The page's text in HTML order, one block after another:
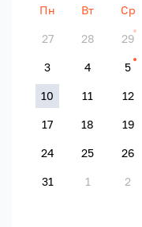
Пн Вт Ср
27 28 29
3 4 5
10 11 12
17 18 19
24 25 26
31 1 2